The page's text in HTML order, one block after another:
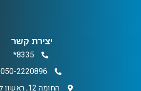
יצירת קשר
8335*
050-2220896
החומה 12, ראשון לציון